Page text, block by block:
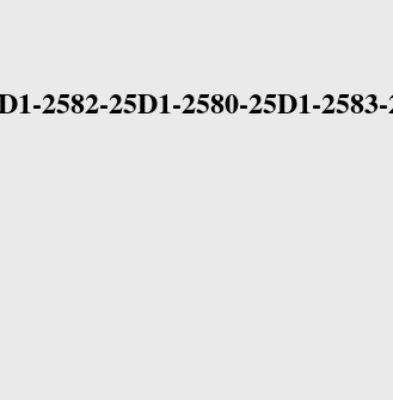
2582-25D1-2580-25D1-